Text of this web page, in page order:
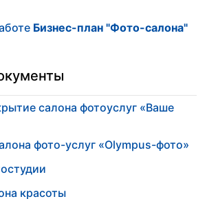
Бизнес-план "Фото-салона"
салона фотоуслуг «Ваше
фото-услуг «Olympus-фото»
красоты